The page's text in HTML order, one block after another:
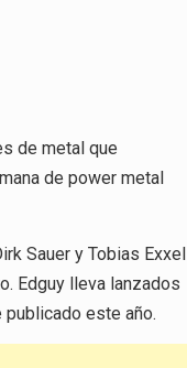
de metal que
de power metal
Sauer y Tobias Exxel
Edguy lleva lanzados
este año.